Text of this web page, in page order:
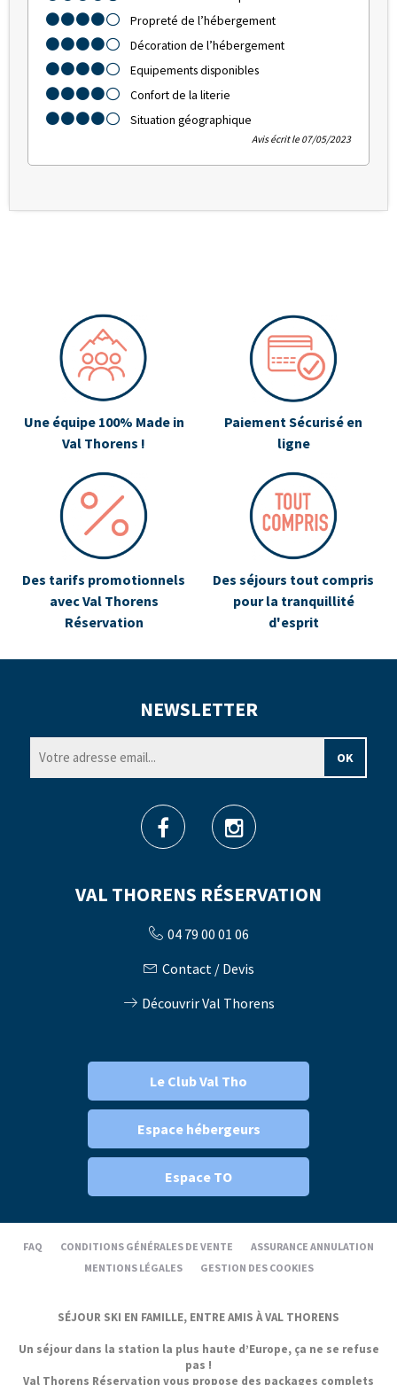
Propreté de l’hébergement
Décoration de l’hébergement
Equipements disponibles
Confort de la literie
Situation géographique
Avis écrit le 07/05/2023
Une équipe 100% Made in
Val Thorens !
Paiement Sécurisé en
ligne
Des tarifs promotionnels
avec Val Thorens
Réservation
Des séjours tout compris
pour la tranquillité
d'esprit
VAL THORENS RÉSERVATION
04 79 00 01 06
Contact / Devis
Découvrir Val Thorens
NEWSLETTER
Le Club Val Tho
Espace hébergeurs
Espace TO
FAQ CONDITIONS GÉNÉRALES DE VENTE
ASSURANCE ANNULATION
MENTIONS LÉGALES
GESTION DES COOKIES
SÉJOUR SKI EN FAMILLE, ENTRE AMIS À VAL THORENS
Un séjour dans la station la plus haute d’Europe, ça ne se refuse
pas !
Val Thorens Réservation vous propose des packages complets